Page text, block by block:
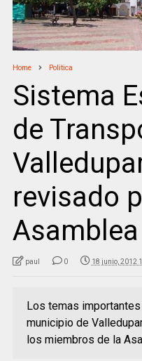
Home Politica
Sistema
de
revisado
paul 0 18 junio, 2012
Los temas
municipio de
los miembros de la